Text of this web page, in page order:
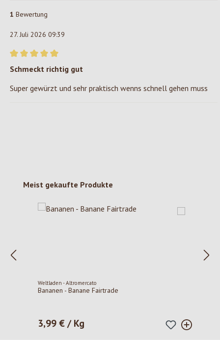
1 Bewertung
27. Juli 2026 09:39
Bewertung mit 5 von 5 Sternen
Schmeckt richtig gut
Super gewürzt und sehr praktisch wenns schnell gehen muss
Produktgalerie überspringen
Meist gekaufte Produkte
Weltladen - Altromercato
Bananen - Banane Fairtrade
Regulärer Preis:
3,99 € / Kg